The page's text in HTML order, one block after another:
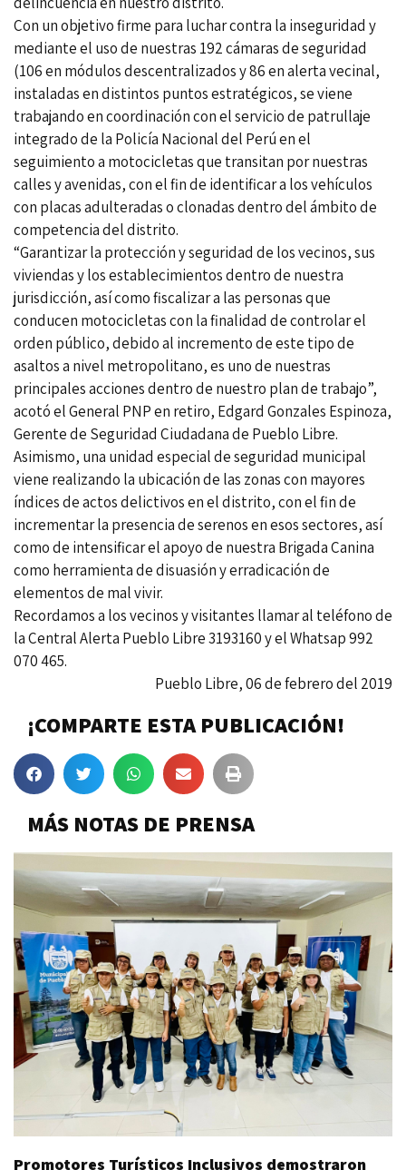
Con un objetivo firme para luchar contra la inseguridad y
mediante el uso de nuestras 192 cámaras de seguridad
(106 en módulos descentralizados y 86 en alerta vecinal,
instaladas en distintos puntos estratégicos, se viene
trabajando en coordinación con el servicio de patrullaje
integrado de la Policía Nacional del Perú en el
seguimiento a motocicletas que transitan por nuestras
calles y avenidas, con el fin de identificar a los vehículos
con placas adulteradas o clonadas dentro del ámbito de
competencia del distrito.
“Garantizar la protección y seguridad de los vecinos, sus
viviendas y los establecimientos dentro de nuestra
jurisdicción, así como fiscalizar a las personas que
conducen motocicletas con la finalidad de controlar el
orden público, debido al incremento de este tipo de
asaltos a nivel metropolitano, es uno de nuestras
principales acciones dentro de nuestro plan de trabajo”,
acotó el General PNP en retiro, Edgard Gonzales Espinoza,
Gerente de Seguridad Ciudadana de Pueblo Libre.
Asimismo, una unidad especial de seguridad municipal
viene realizando la ubicación de las zonas con mayores
índices de actos delictivos en el distrito, con el fin de
incrementar la presencia de serenos en esos sectores, así
como de intensificar el apoyo de nuestra Brigada Canina
como herramienta de disuasión y erradicación de
elementos de mal vivir.
Recordamos a los vecinos y visitantes llamar al teléfono de
la Central Alerta Pueblo Libre 3193160 y el Whatsap 992
070 465.
Pueblo Libre, 06 de febrero del 2019
¡COMPARTE ESTA PUBLICACIÓN!
MÁS NOTAS DE PRENSA
Promotores Turísticos Inclusivos demostraron